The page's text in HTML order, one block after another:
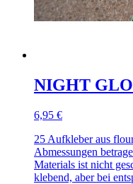
NIGHT
6,95 €
25 Aufkleber aus
Abmessungen
Materials ist nicht
klebend, aber bei